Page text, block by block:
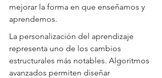
mejorar la forma en que enseñamos y
aprendemos.
La personalización del aprendizaje
representa uno de los cambios
estructurales más notables. Algoritmos
avanzados permiten diseñar